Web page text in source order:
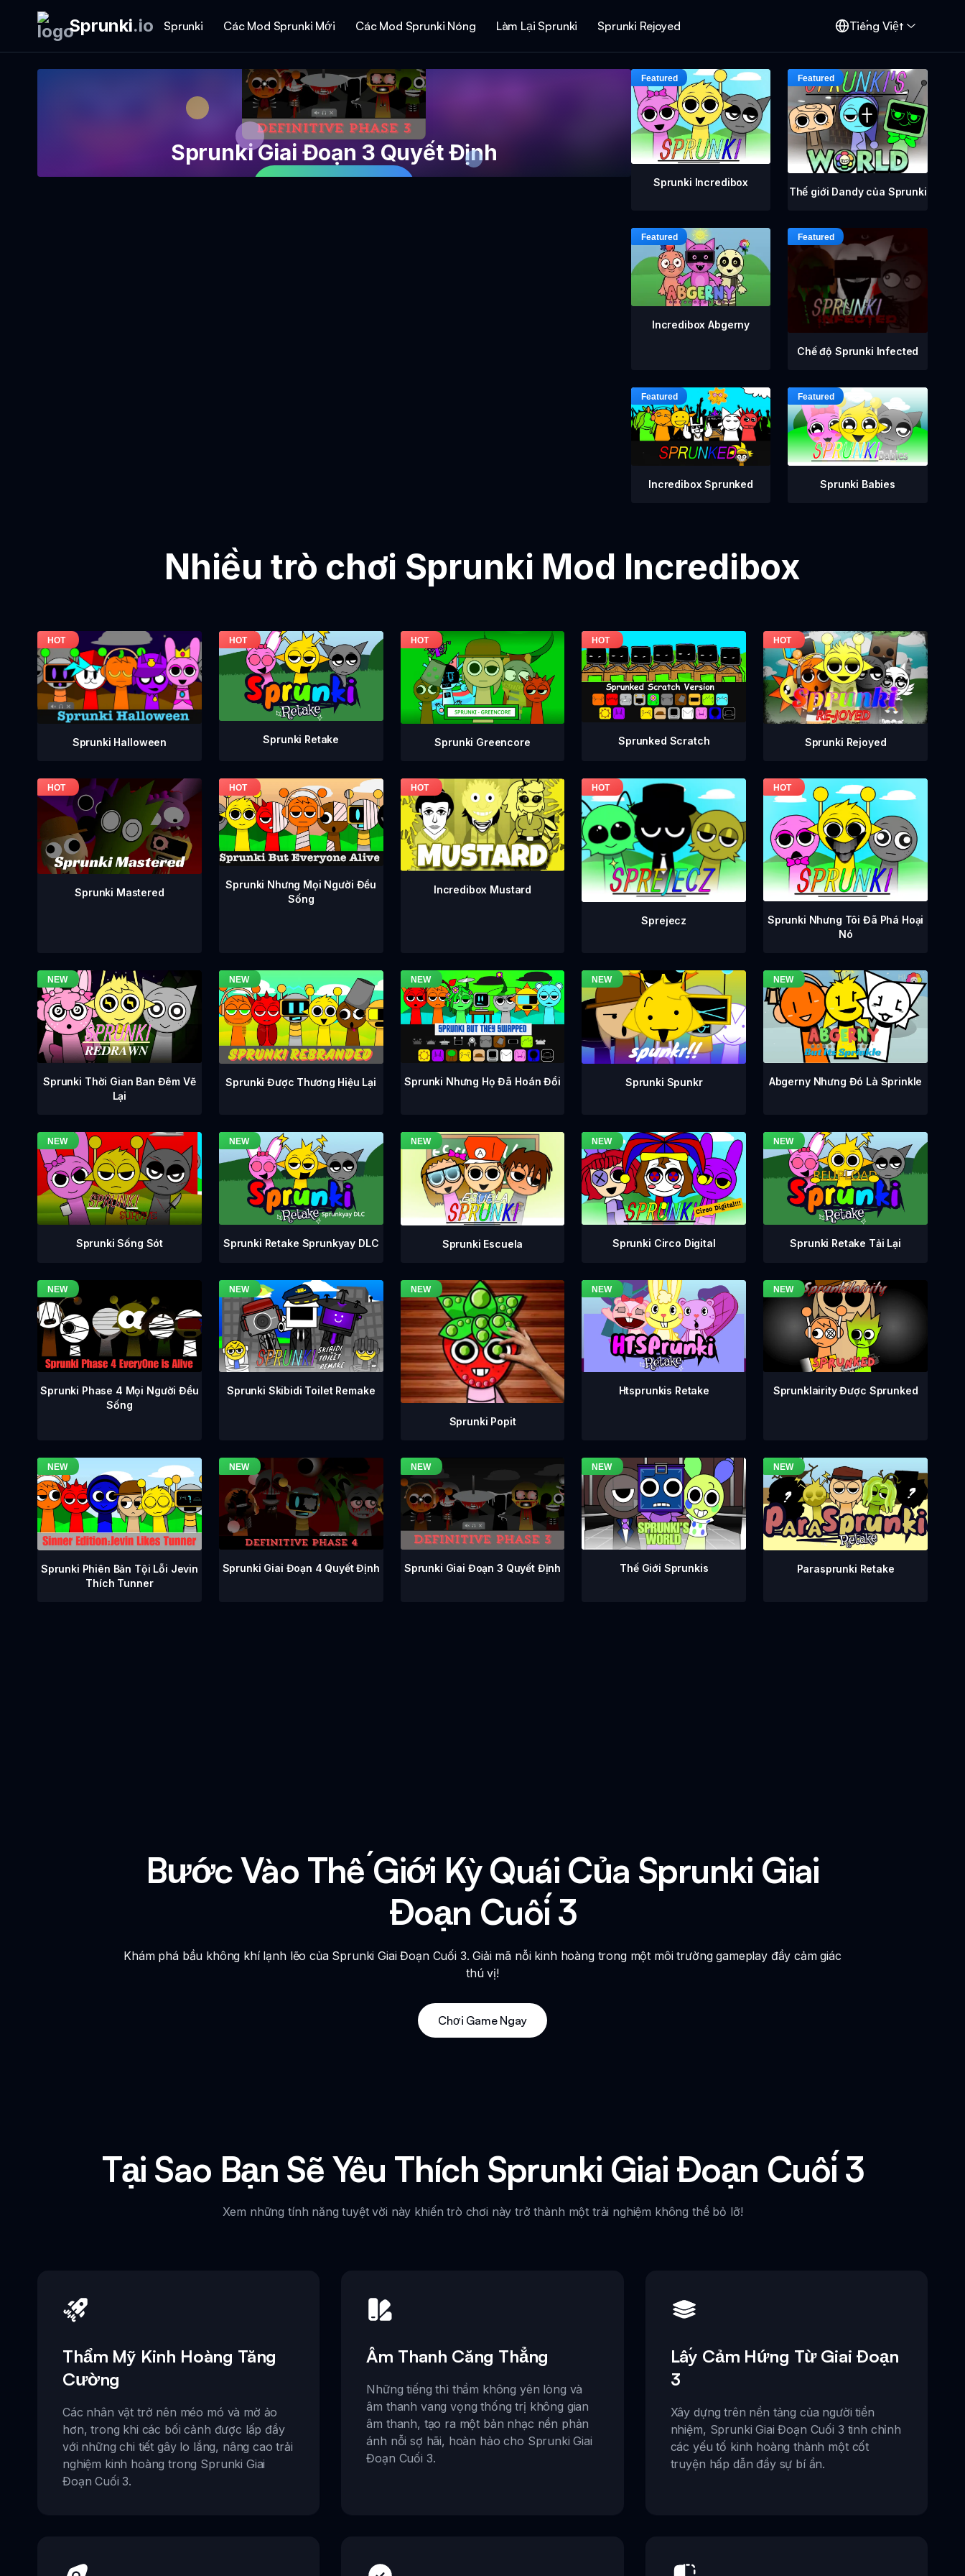
Sprunki.io Sprunki Các Mod Sprunki Mới Các Mod Sprunki Nóng Làm Lại Sprunki Sprunki Rejoyed Tiếng Việt
Sprunki Giai Đoạn 3 Quyết Định
Sprunki Incredibox
Thế giới Dandy của Sprunki
Incredibox Abgerny
Chế độ Sprunki Infected
Incredibox Sprunked Sprunki Babies
Nhiều trò chơi Sprunki Mod Incredibox
Sprunki Halloween Sprunki Retake Sprunki Greencore Sprunked Scratch Sprunki Rejoyed
Sprunki Mastered
Sprunki Nhưng Mọi Người Đều
Sống
Incredibox Mustard
Sprejecz
Sprunki Nhưng Tôi Đã Phá Hoại
Nó
Sprunki Thời Gian Ban Đêm Vẽ
Lại
Sprunki Được Thương Hiệu Lại Sprunki Nhưng Họ Đã Hoán Đổi Sprunki Spunkr Abgerny Nhưng Đó Là Sprinkle
Sprunki Sống Sót Sprunki Retake Sprunkyay DLC Sprunki Escuela Sprunki Circo Digital Sprunki Retake Tải Lại
Sprunki Phase 4 Mọi Người Đều
Sống
Sprunki Skibidi Toilet Remake
Sprunki Popit
Htsprunkis Retake Sprunklairity Được Sprunked
Sprunki Phiên Bản Tội Lỗi Jevin
Thích Tunner
Sprunki Giai Đoạn 4 Quyết Định Sprunki Giai Đoạn 3 Quyết Định Thế Giới Sprunkis Parasprunki Retake
Bước Vào Thế Giới Kỳ Quái Của Sprunki Giai
Đoạn Cuối 3
Khám phá bầu không khí lạnh lẽo của Sprunki Giai Đoạn Cuối 3. Giải mã nỗi kinh hoàng trong một môi trường gameplay đầy cảm giác
thú vị!
Chơi Game Ngay
Tại Sao Bạn Sẽ Yêu Thích Sprunki Giai Đoạn Cuối 3
Xem những tính năng tuyệt vời này khiến trò chơi này trở thành một trải nghiệm không thể bỏ lỡ!
Thẩm Mỹ Kinh Hoàng Tăng
Cường
Các nhân vật trở nên méo mó và mờ ảo
hơn, trong khi các bối cảnh được lấp đầy
với những chi tiết gây lo lắng, nâng cao trải
nghiệm kinh hoàng trong Sprunki Giai
Đoạn Cuối 3.
Âm Thanh Căng Thẳng
Những tiếng thì thầm không yên lòng và
âm thanh vang vọng thống trị không gian
âm thanh, tạo ra một bản nhạc nền phản
ánh nỗi sợ hãi, hoàn hảo cho Sprunki Giai
Đoạn Cuối 3.
Lấy Cảm Hứng Từ Giai Đoạn
3
Xây dựng trên nền tảng của người tiền
nhiệm, Sprunki Giai Đoạn Cuối 3 tinh chỉnh
các yếu tố kinh hoàng thành một cốt
truyện hấp dẫn đầy sự bí ẩn.